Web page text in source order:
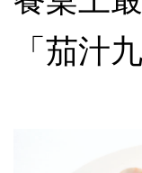
「茄汁